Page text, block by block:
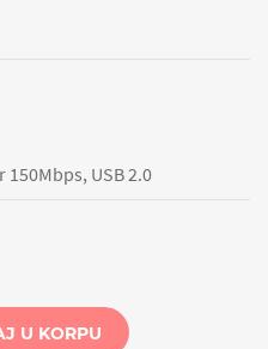
150Mbps, USB 2.0
U KORPU